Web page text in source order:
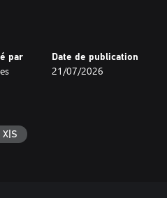
de voyage interplanétaire
par Date de publication
21/07/2026
X|S